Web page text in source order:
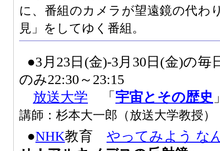
に、番組のカメラが望遠鏡の代わ
見」をしてゆく番組。
●3月23日(金)-3月30日(金)の毎
のみ22:30～23:15
放送大学 「 宇宙とその歴史
講師：杉本大一郎（放送大学教授）
●NHK教育 やってみよう な